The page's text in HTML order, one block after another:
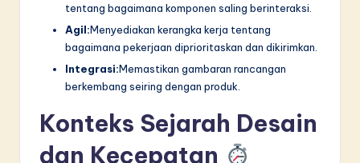
tentang bagaimana komponen saling berinteraksi.
Agil:Menyediakan kerangka kerja tentang
bagaimana pekerjaan diprioritaskan dan dikirimkan.
Integrasi:Memastikan gambaran rancangan
berkembang seiring dengan produk.
Konteks Sejarah Desain
dan Kecepatan